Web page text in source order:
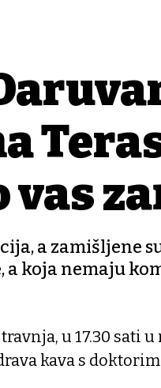
vas
a zamišljene
koja nemaju
u 17.30 sati
kava s